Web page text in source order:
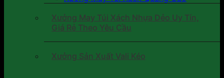
Xưởng May Túi Xách Nhựa Dẻo Uy Tín,
Giá Rẻ Theo Yêu Cầu
Xưởng Sản Xuất Vali Kéo